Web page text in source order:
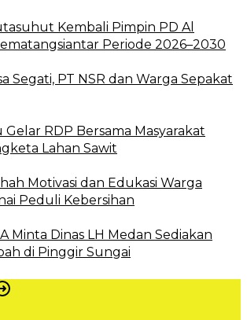
Kembali Pimpin PD Al
Periode 2026–2030
Segati, PT NSR dan Warga Sepakat
Gelar RDP Bersama Masyarakat
Lahan Sawit
Motivasi dan Edukasi Warga
Peduli Kebersihan
Minta Dinas LH Medan Sediakan
di Pinggir Sungai